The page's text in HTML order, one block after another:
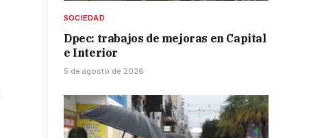
SOCIEDAD
Dpec: trabajos de mejoras en Capital
e Interior
5 de agosto de 2026